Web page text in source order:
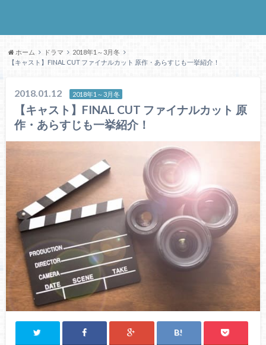
ホーム ドラマ
2018年1～3月冬
【キャスト】FINAL CUT ファイナルカット 原作・あらすじも一挙紹介！
2018.01.12 2018年1～3月冬
【キャスト】FINAL CUT ファイナルカット 原
作・あらすじも一挙紹介！